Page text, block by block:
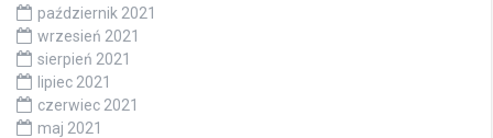
październik 2021
wrzesień 2021
sierpień 2021
lipiec 2021
czerwiec 2021
maj 2021